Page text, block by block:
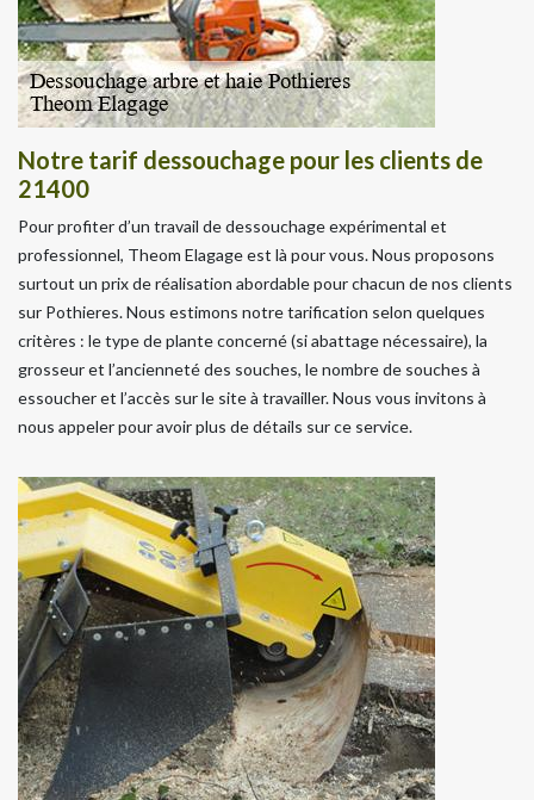
Notre tarif dessouchage pour les clients de
21400
Pour profiter d’un travail de dessouchage expérimental et
professionnel, Theom Elagage est là pour vous. Nous proposons
surtout un prix de réalisation abordable pour chacun de nos clients
sur Pothieres. Nous estimons notre tarification selon quelques
critères : le type de plante concerné (si abattage nécessaire), la
grosseur et l’ancienneté des souches, le nombre de souches à
essoucher et l’accès sur le site à travailler. Nous vous invitons à
nous appeler pour avoir plus de détails sur ce service.